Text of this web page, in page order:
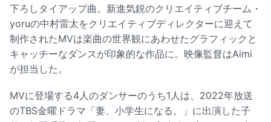
下ろしタイアップ曲。新進気鋭のクリエイティブチーム・
yoruの中村雷太をクリエイティブディレクターに迎えて
制作されたMVは楽曲の世界観にあわせたグラフィックと
キャッチーなダンスが印象的な作品に。映像監督はAimi
が担当した。
MVに登場する4人のダンサーのうち1人は、2022年放送
のTBS金曜ドラマ「妻、小学生になる。」に出演した子